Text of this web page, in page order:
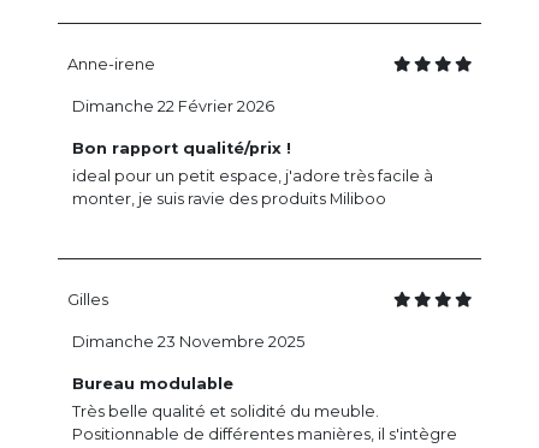
Anne-irene
Bon rapport qualité/prix !
ideal pour un petit espace, j'adore très facile à
monter, je suis ravie des produits Miliboo
Dimanche 22 Février 2026
Gilles
Bureau modulable
Très belle qualité et solidité du meuble.
Positionnable de différentes manières, il s'intègre
Dimanche 23 Novembre 2025